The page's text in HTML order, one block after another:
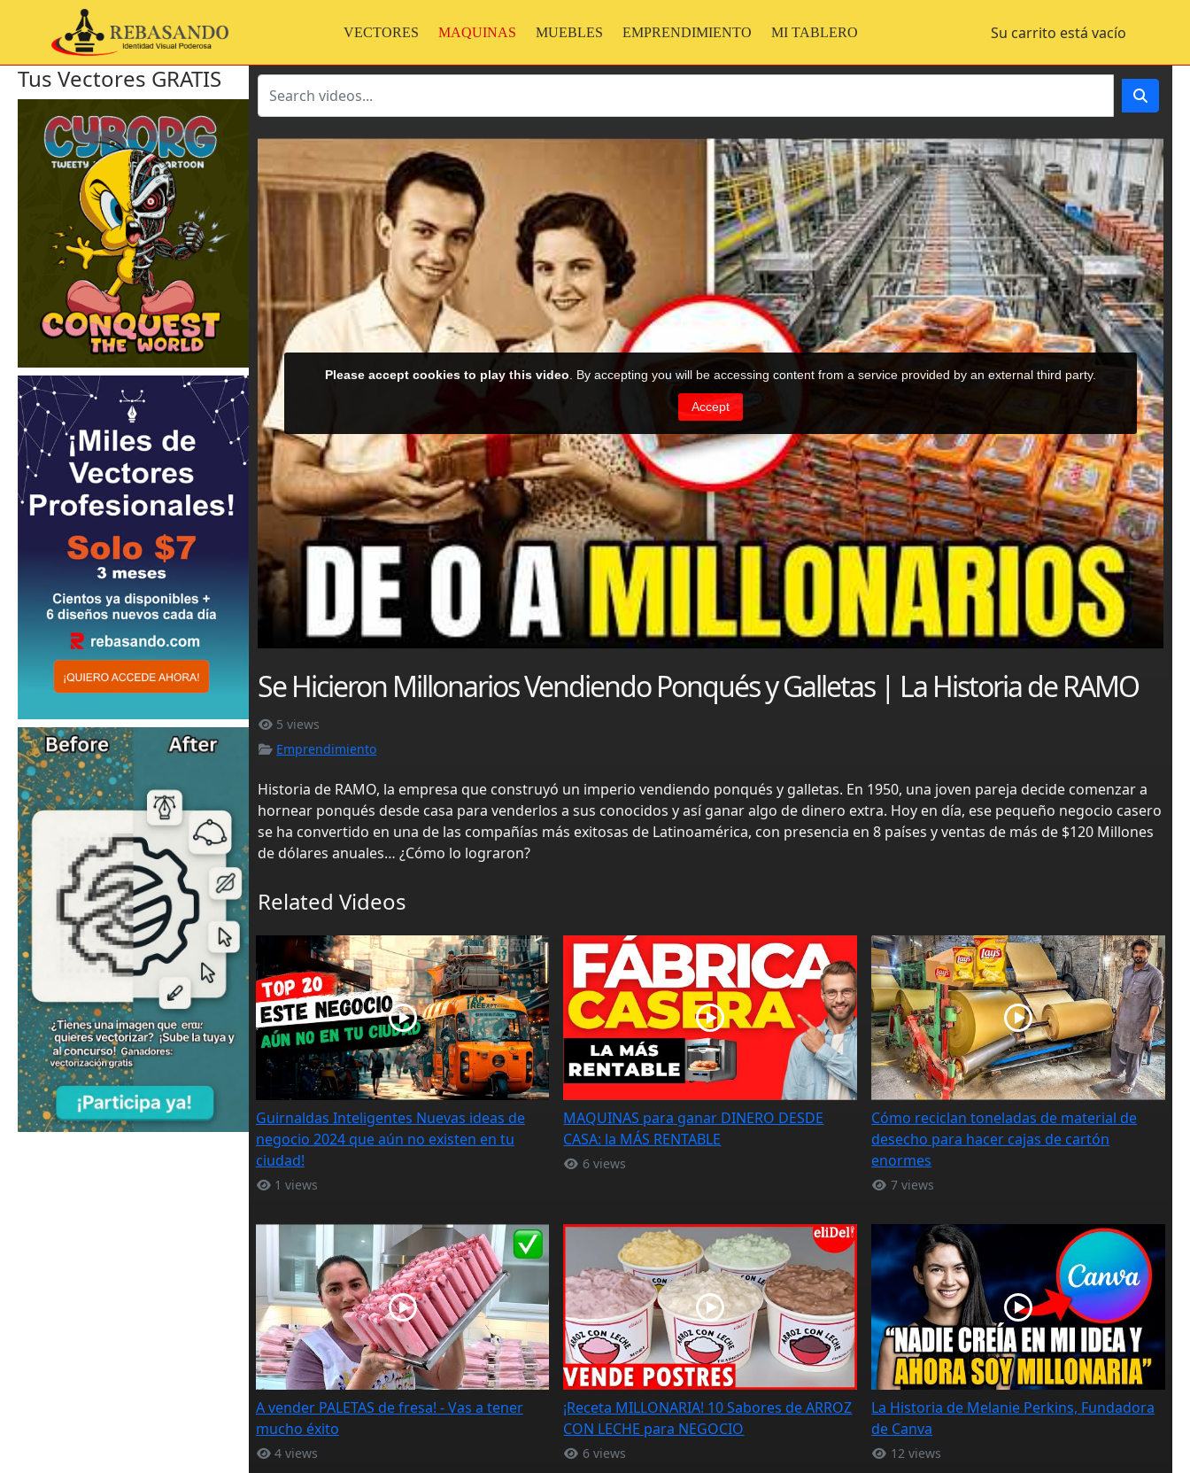
VECTORES MAQUINAS MUEBLES EMPRENDIMIENTO MI TABLERO Su carrito está vacío
Tus Vectores GRATIS
Se Hicieron Millonarios Vendiendo Ponqués y Galletas | La Historia de RAMO
5 views
Emprendimiento
Historia de RAMO, la empresa que construyó un imperio vendiendo ponqués y galletas. En 1950, una joven pareja decide comenzar a
hornear ponqués desde casa para venderlos a sus conocidos y así ganar algo de dinero extra. Hoy en día, ese pequeño negocio casero
se ha convertido en una de las compañías más exitosas de Latinoamérica, con presencia en 8 países y ventas de más de $120 Millones
de dólares anuales… ¿Cómo lo lograron?
Related Videos
Guirnaldas Inteligentes Nuevas ideas de
negocio 2024 que aún no existen en tu
ciudad!
1 views
MAQUINAS para ganar DINERO DESDE
CASA: la MÁS RENTABLE
6 views
Cómo reciclan toneladas de material de
desecho para hacer cajas de cartón
enormes
7 views
A vender PALETAS de fresa! - Vas a tener
mucho éxito
4 views
¡Receta MILLONARIA! 10 Sabores de ARROZ
CON LECHE para NEGOCIO
6 views
La Historia de Melanie Perkins, Fundadora
de Canva
12 views